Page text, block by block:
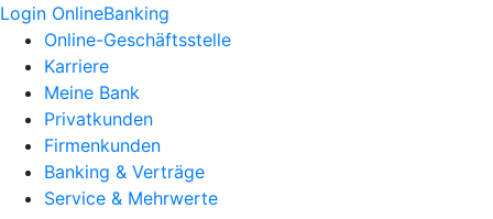
Login OnlineBanking
Online-Geschäftsstelle
Karriere
Meine Bank
Privatkunden
Firmenkunden
Banking & Verträge
Service & Mehrwerte